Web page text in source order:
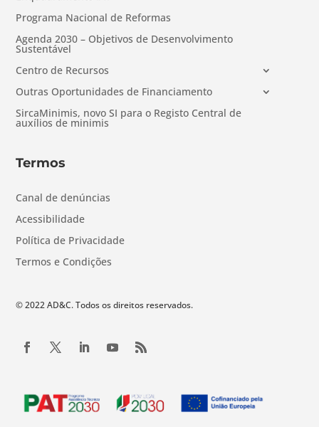
Programa Nacional de Reformas
Agenda 2030 – Objetivos de Desenvolvimento
Sustentável
Centro de Recursos
Outras Oportunidades de Financiamento
SircaMinimis, novo SI para o Registo Central de
auxílios de minimis
Termos
Canal de denúncias
Acessibilidade
Política de Privacidade
Termos e Condições
© 2022 AD&C. Todos os direitos reservados.